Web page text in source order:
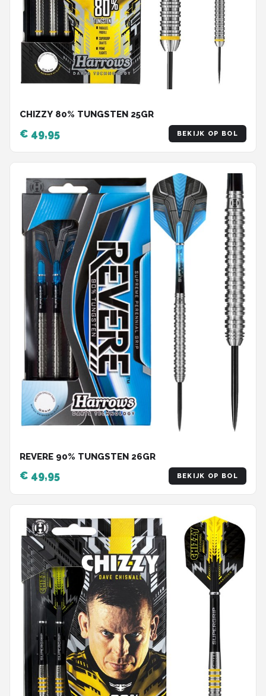
CHIZZY 80% TUNGSTEN 25GR
€ 49,95 BEKIJK OP BOL
REVERE 90% TUNGSTEN 26GR
€ 49,95 BEKIJK OP BOL